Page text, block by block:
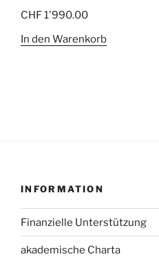
CHF1'990.00
In den Warenkorb
INFORMATION
Finanzielle Unterstützung
akademische Charta